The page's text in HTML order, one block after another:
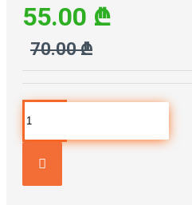
55.00 ₾
70.00 ₾